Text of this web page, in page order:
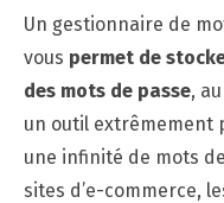
Un gestionnaire de
vous permet de
des mots de passe,
un outil extrêmement
une infinité de mots
sites d’e-commerce,